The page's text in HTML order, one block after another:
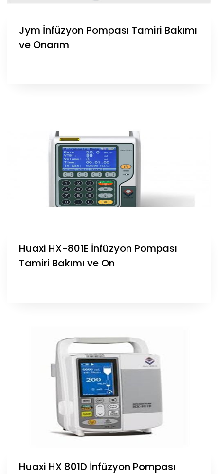
Jym İnfüzyon Pompası Tamiri Bakımı
ve Onarım
Huaxi HX-801E İnfüzyon Pompası
Tamiri Bakımı ve On
Huaxi HX 801D İnfüzyon Pompası